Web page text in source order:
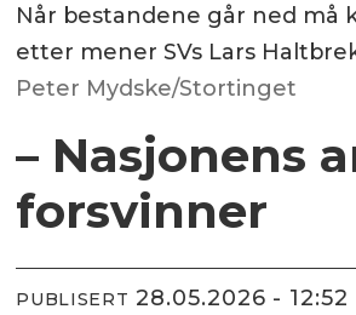
Når bestandene går ned må
etter mener SVs Lars
Peter Mydske/Stortinget
– Nasjonens
forsvinner
PUBLISERT 28.05.2026 - 12:52